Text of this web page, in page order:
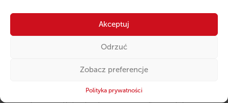
Akceptuj
Odrzuć
Zobacz preferencje
Polityka prywatności
Pożyczki unijne dla małopolskich
przedsiębiorców– dowiedz się, jak skorzystać z